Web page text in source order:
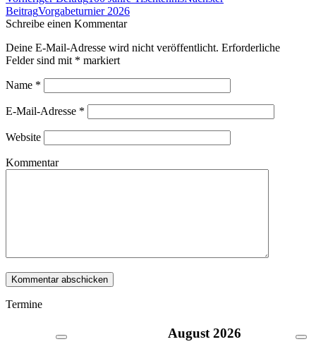
Navigation
BeitragVorgabeturnier 2026
Schreibe einen Kommentar
Deine E-Mail-Adresse wird nicht veröffentlicht. Erforderliche
Felder sind mit * markiert
Name *
E-Mail-Adresse *
Website
Kommentar
Termine
August 2026